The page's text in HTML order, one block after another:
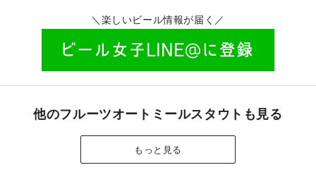
＼楽しいビール情報が届く／
他のフルーツオートミールスタウトも見る
もっと見る